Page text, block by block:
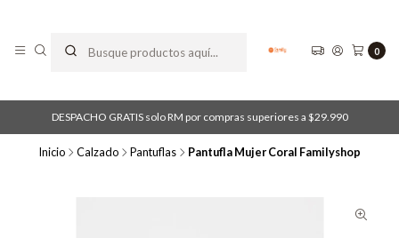
0
DESPACHO GRATIS solo RM por compras superiores a $29.990
Inicio Calzado Pantuflas Pantufla Mujer Coral Familyshop